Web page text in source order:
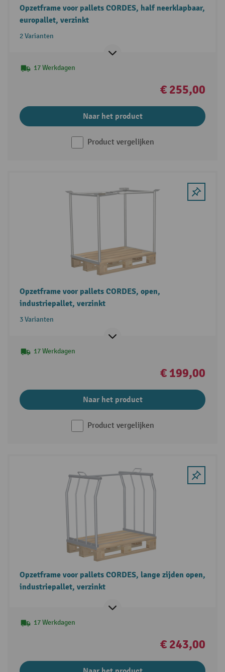
Opzetframe voor pallets CORDES, half neerklapbaar,
europallet, verzinkt
2 Varianten
17 Werkdagen
€ 255,00
Naar het product
Product vergelijken
Opzetframe voor pallets CORDES, open,
industriepallet, verzinkt
3 Varianten
17 Werkdagen
€ 199,00
Naar het product
Product vergelijken
Opzetframe voor pallets CORDES, lange zijden open,
industriepallet, verzinkt
17 Werkdagen
€ 243,00